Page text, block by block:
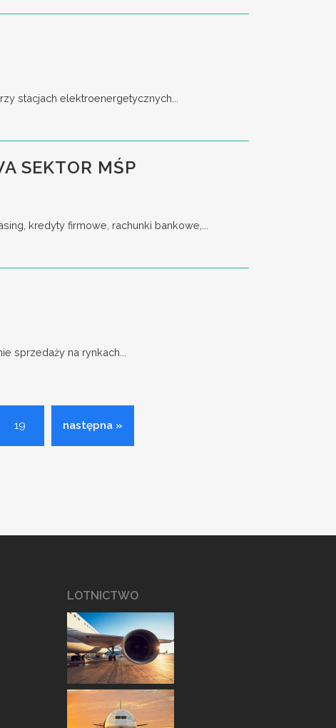
stacjach elektroenergetycznych...
SEKTOR MŚP
kredyty firmowe, rachunki bankowe,...
sprzedaży na rynkach...
19 następna »
LOTNICTWO